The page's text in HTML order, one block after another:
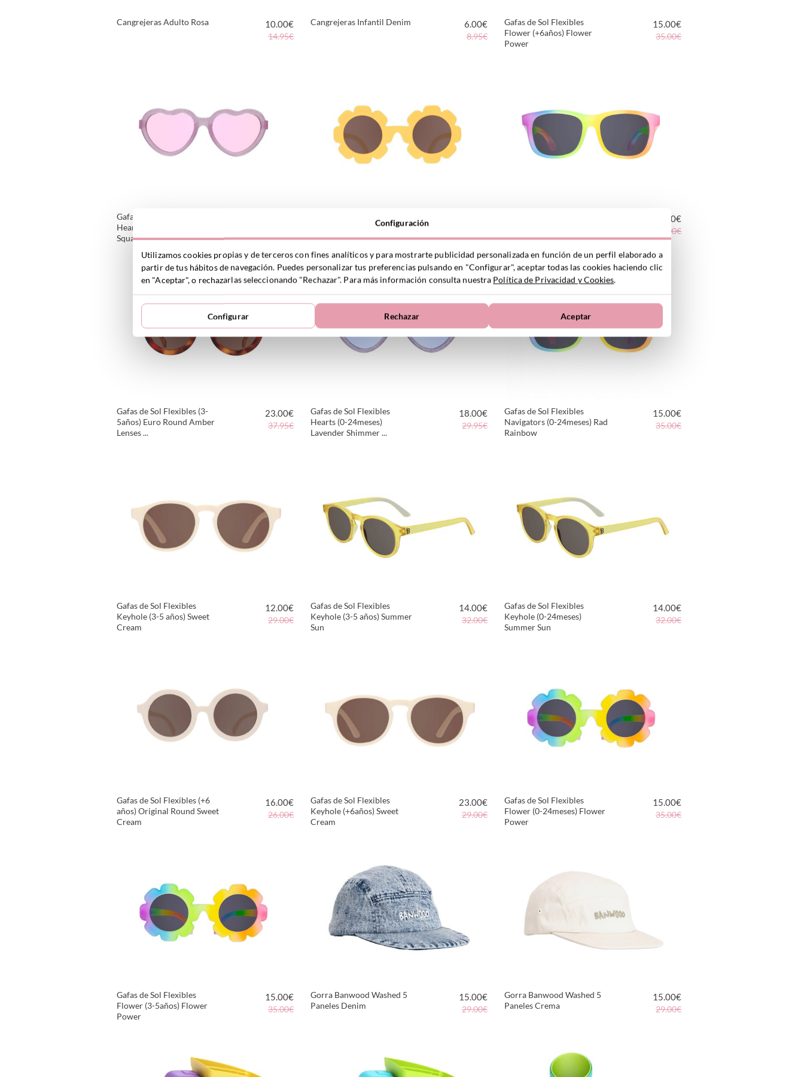
Cangrejeras Adulto Rosa 10.00€
14.95€
Cangrejeras Infantil Denim 6.00€
8.95€
Gafas de Sol Flexibles
Flower (+6años) Flower
Power
15.00€
35.00€
Gafas de Sol Flexibles
Hearts(0-24m) Sparkle
Squad
VER PRODUCTO
Flower (3-5años) Sweet
Sunflower
VER PRODUCTO
Rainbow
15.00€
35.00€
VER PRODUCTO
Gafas de Sol Flexibles (3-
5años) Euro Round Amber
Lenses ...
23.00€
37.95€
Gafas de Sol Flexibles
Hearts (0-24meses)
Lavender Shimmer ...
18.00€
29.95€
Gafas de Sol Flexibles
Navigators (0-24meses) Rad
Rainbow
15.00€
35.00€
Gafas de Sol Flexibles
Keyhole (3-5 años) Sweet
Cream
12.00€
29.00€
Gafas de Sol Flexibles
Keyhole (3-5 años) Summer
Sun
14.00€
32.00€
Gafas de Sol Flexibles
Keyhole (0-24meses)
Summer Sun
14.00€
32.00€
Gafas de Sol Flexibles (+6
años) Original Round Sweet
Cream
16.00€
26.00€
Gafas de Sol Flexibles
Keyhole (+6años) Sweet
Cream
23.00€
29.00€
Gafas de Sol Flexibles
Flower (0-24meses) Flower
Power
15.00€
35.00€
Gafas de Sol Flexibles
Flower (3-5años) Flower
Power
15.00€
35.00€
Gorra Banwood Washed 5
Paneles Denim
15.00€
29.00€
Gorra Banwood Washed 5
Paneles Crema
15.00€
29.00€
Configuración
Utilizamos cookies propias y de terceros con fines analíticos y para mostrarte publicidad personalizada en función de un perfil elaborado a
partir de tus hábitos de navegación. Puedes personalizar tus preferencias pulsando en "Configurar", aceptar todas las cookies haciendo clic
en "Aceptar", o rechazarlas seleccionando "Rechazar". Para más información consulta nuestra Política de Privacidad y Cookies.
Configurar Rechazar Aceptar